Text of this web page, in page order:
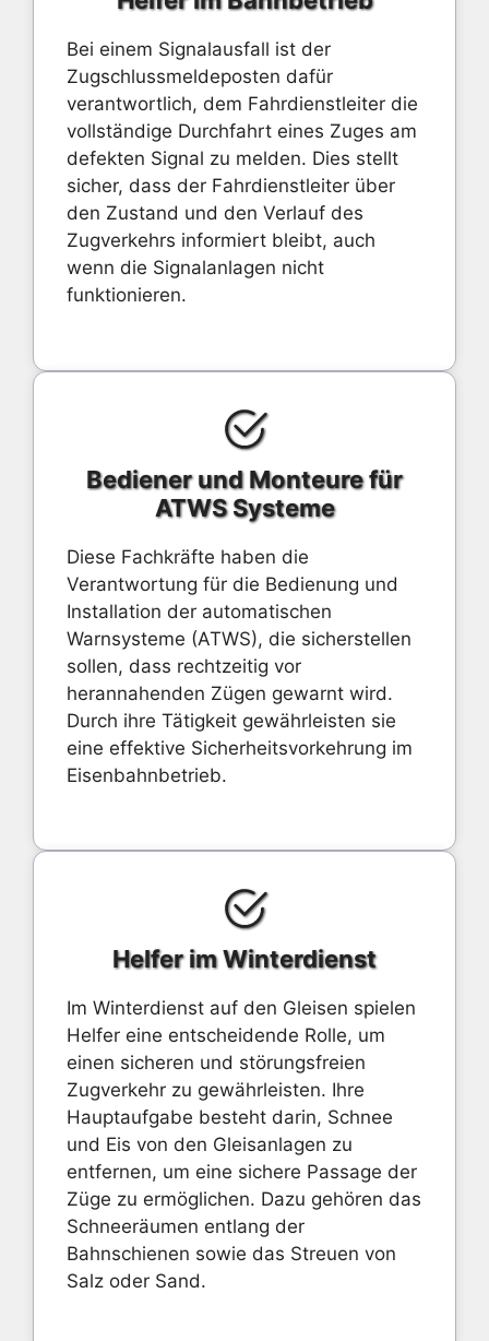
Bei einem Signalausfall ist der
Zugschlussmeldeposten dafür
verantwortlich, dem Fahrdienstleiter die
vollständige Durchfahrt eines Zuges am
defekten Signal zu melden. Dies stellt
sicher, dass der Fahrdienstleiter über
den Zustand und den Verlauf des
Zugverkehrs informiert bleibt, auch
wenn die Signalanlagen nicht
funktionieren.
Bediener und Monteure für
ATWS Systeme
Diese Fachkräfte haben die
Verantwortung für die Bedienung und
Installation der automatischen
Warnsysteme (ATWS), die sicherstellen
sollen, dass rechtzeitig vor
herannahenden Zügen gewarnt wird.
Durch ihre Tätigkeit gewährleisten sie
eine effektive Sicherheitsvorkehrung im
Eisenbahnbetrieb.
Helfer im Winterdienst
Im Winterdienst auf den Gleisen spielen
Helfer eine entscheidende Rolle, um
einen sicheren und störungsfreien
Zugverkehr zu gewährleisten. Ihre
Hauptaufgabe besteht darin, Schnee
und Eis von den Gleisanlagen zu
entfernen, um eine sichere Passage der
Züge zu ermöglichen. Dazu gehören das
Schneeräumen entlang der
Bahnschienen sowie das Streuen von
Salz oder Sand.